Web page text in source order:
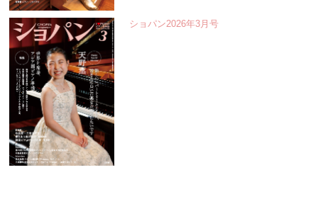
ショパン2026年3月号